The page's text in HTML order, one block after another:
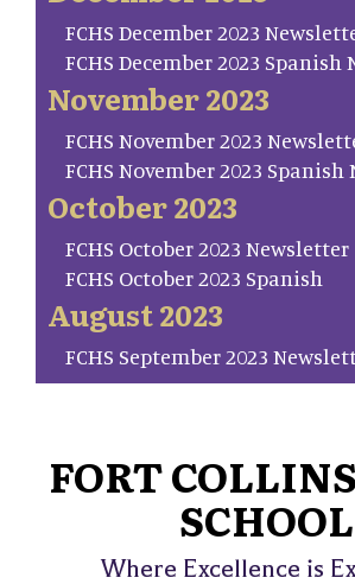
FCHS December 2023
FCHS December 2023
November 2023
FCHS November 2023
FCHS November 2023
October 2023
FCHS October 2023 Newsletter
FCHS October 2023 Spanish
August 2023
FCHS September 2023
FORT
SCHOOL
Where Excellence is